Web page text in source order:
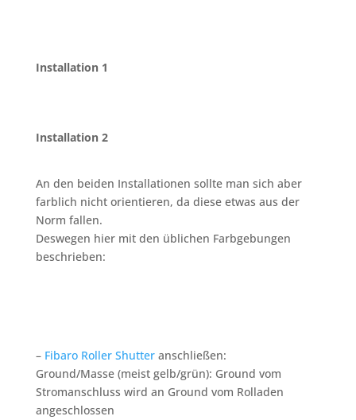
Installation 1
Installation 2
An den beiden Installationen sollte man sich aber
farblich nicht orientieren, da diese etwas aus der
Norm fallen.
Deswegen hier mit den üblichen Farbgebungen
beschrieben:
– Fibaro Roller Shutteranschließen:
Ground/Masse (meist gelb/grün): Ground vom
Stromanschluss wird an Ground vom Rolladen
angeschlossen